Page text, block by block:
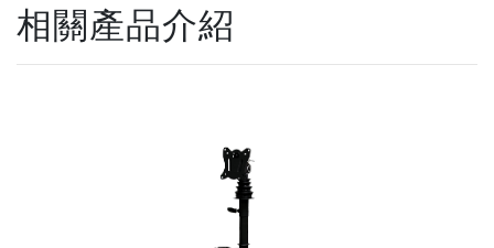
相關產品介紹